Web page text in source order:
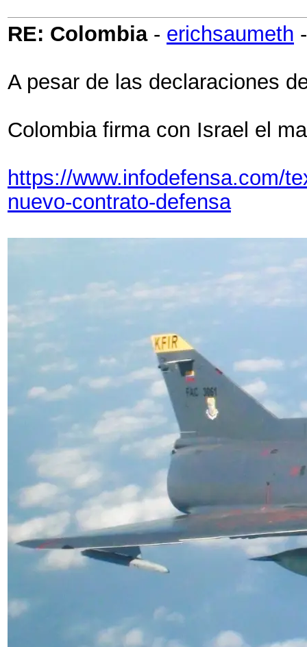
RE: Colombia- erichsaumeth
A pesar de las declaraciones
Colombia firma con Israel el
https://www.infodefensa.com/
nuevo-contrato-defensa